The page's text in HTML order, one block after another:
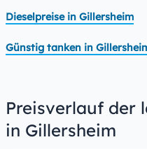
Dieselpreise in Gillersheim
Günstig tanken in
Preisverlauf der
in Gillersheim